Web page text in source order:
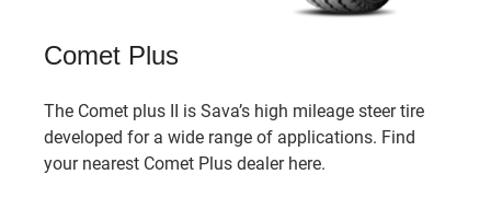
Comet Plus
The Comet plus II is Sava’s high mileage steer tire
developed for a wide range of applications. Find
your nearest Comet Plus dealer here.